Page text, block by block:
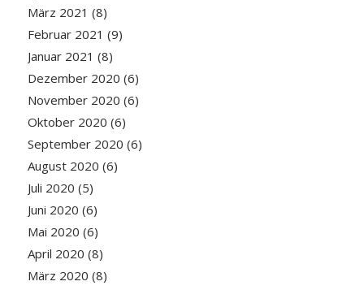
März 2021 (8)
Februar 2021 (9)
Januar 2021 (8)
Dezember 2020 (6)
November 2020 (6)
Oktober 2020 (6)
September 2020 (6)
August 2020 (6)
Juli 2020 (5)
Juni 2020 (6)
Mai 2020 (6)
April 2020 (8)
März 2020 (8)